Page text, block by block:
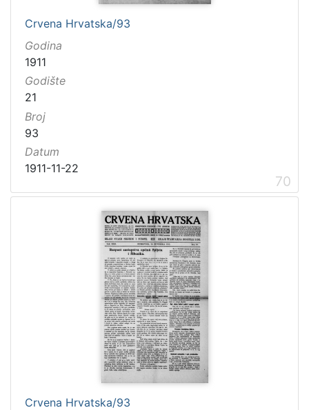
Crvena Hrvatska/93
Godina
1911
Godište
21
Broj
93
Datum
1911-11-22
70
Crvena Hrvatska/93